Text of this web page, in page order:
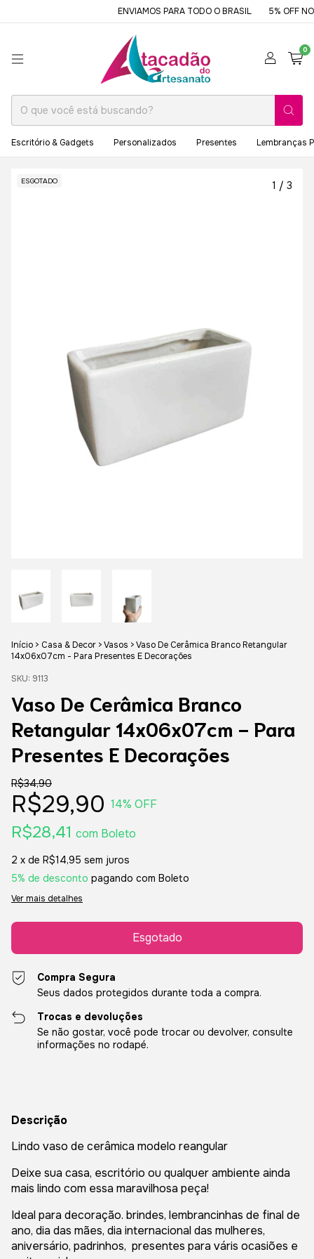
ENVIAMOS PARA TODO O BRASIL 5% OFF NO
0
Escritório & Gadgets Personalizados Presentes Lembranças
ESGOTADO 1 / 3
Início > Casa & Decor >Vasos >Vaso De Cerâmica Branco Retangular
14x06x07cm - Para Presentes E Decorações
SKU: 9113
Vaso De Cerâmica Branco
Retangular 14x06x07cm - Para
Presentes E Decorações
R$34,90
R$29,90 14% OFF
R$28,41 com Boleto
2 x de R$14,95 sem juros
5% de desconto pagando com Boleto
Ver mais detalhes
Compra Segura
Seus dados protegidos durante toda a compra.
Trocas e devoluções
Se não gostar, você pode trocar ou devolver, consulte
informações no rodapé.
Descrição
Lindo vaso de cerâmica modelo reangular
Deixe sua casa, escritório ou qualquer ambiente ainda
mais lindo com essa maravilhosa peça!
Ideal para decoração. brindes, lembrancinhas de final de
ano, dia das mães, dia internacional das mulheres,
aniversário, padrinhos, presentes para váris ocasiões e